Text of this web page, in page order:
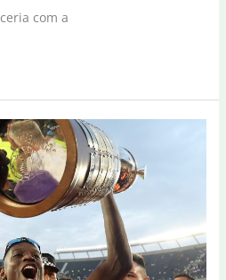
com a